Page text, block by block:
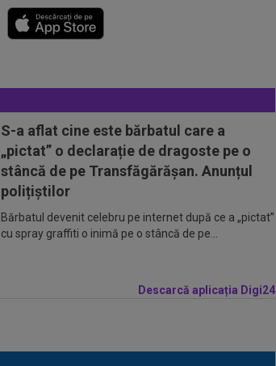
S-a aflat cine este bărbatul care a
„pictat” o declarație de dragoste pe o
stâncă de pe Transfăgărășan. Anunțul
polițiștilor
Bărbatul devenit celebru pe internet după ce a „pictat”
cu spray graffiti o inimă pe o stâncă de pe...
Descarcă aplicația Digi24